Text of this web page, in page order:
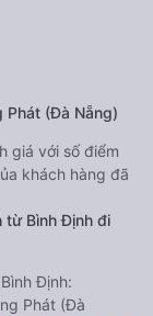
Phát (Đà Nẵng)
giá với số điểm
khách hàng đã
từ Bình Định đi
Định:
Phát (Đà